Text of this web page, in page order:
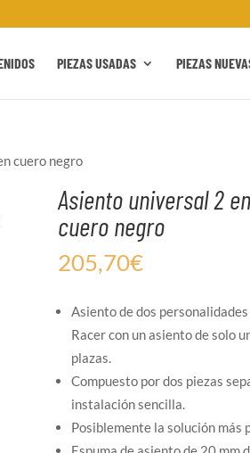
PIEZAS USADAS PIEZAS
cuero negro
Asiento universal 2
cuero negro
205,70€
Asiento de dos
Racer con un asiento de solo
plazas.
Compuesto por dos piezas
instalación sencilla.
Posiblemente la solución